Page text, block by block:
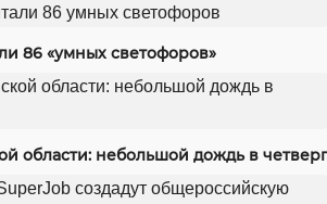
86 «умных светофоров»
области: небольшой дождь в четверг